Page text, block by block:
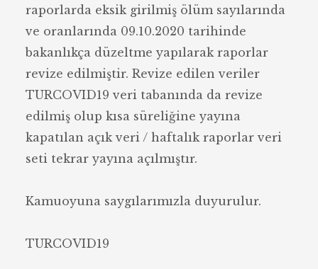
raporlarda eksik girilmiş ölüm sayılarında
ve oranlarında 09.10.2020 tarihinde
bakanlıkça düzeltme yapılarak raporlar
revize edilmiştir. Revize edilen veriler
TURCOVID19 veri tabanında da revize
edilmiş olup kısa süreliğine yayına
kapatılan açık veri / haftalık raporlar veri
seti tekrar yayına açılmıştır.
Kamuoyuna saygılarımızla duyurulur.
TURCOVID19